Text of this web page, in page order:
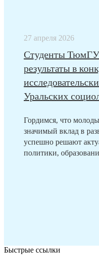
27 апреля 2026
Студенты ТюмГУ
результаты в
Уральских
Гордимся, что
значимый вклад в
успешно решают
политики,
Быстрые ссылки